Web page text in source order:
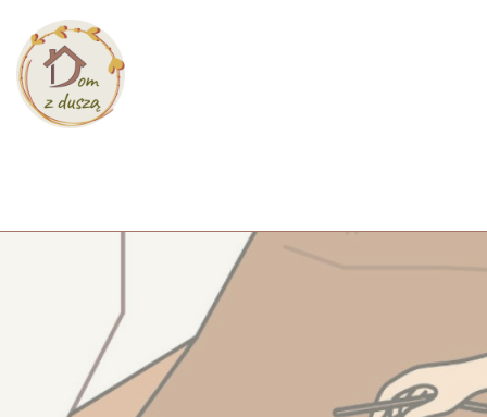
Przejdź
do